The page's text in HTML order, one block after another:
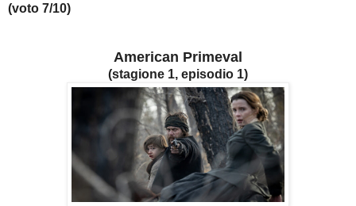
(voto 7/10)
American Primeval
(stagione 1, episodio 1)